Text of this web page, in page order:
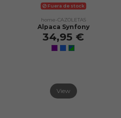
Fuera de stock
home-CAZOLETAS
Alpaca Synfony
34,95 €
View